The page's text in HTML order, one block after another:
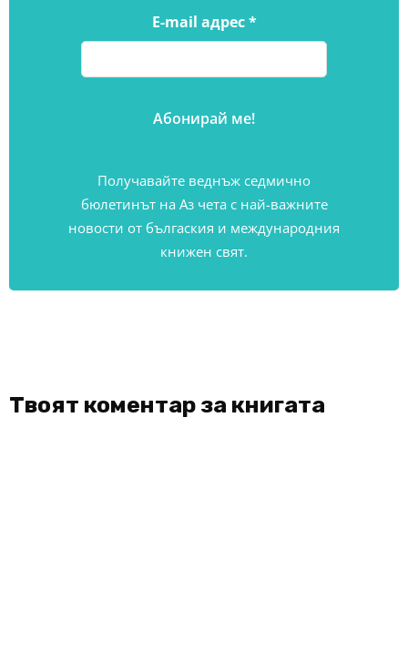
E-mail адрес*
Получавайте веднъж седмично
бюлетинът на Аз чета с най-важните
новости от бългаския и международния
книжен свят.
Твоят коментар за книгата